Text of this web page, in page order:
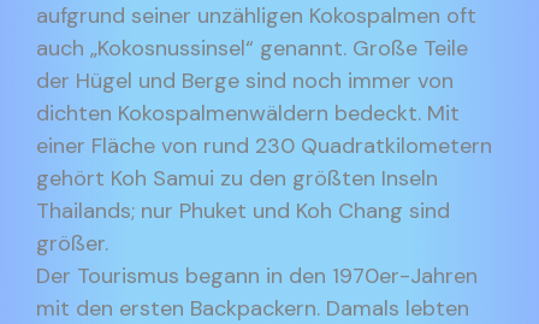
aufgrund seiner unzähligen Kokospalmen oft
auch „Kokosnussinsel“ genannt. Große Teile
der Hügel und Berge sind noch immer von
dichten Kokospalmenwäldern bedeckt. Mit
einer Fläche von rund 230 Quadratkilometern
gehört Koh Samui zu den größten Inseln
Thailands; nur Phuket und Koh Chang sind
größer.
Der Tourismus begann in den 1970er-Jahren
mit den ersten Backpackern. Damals lebten